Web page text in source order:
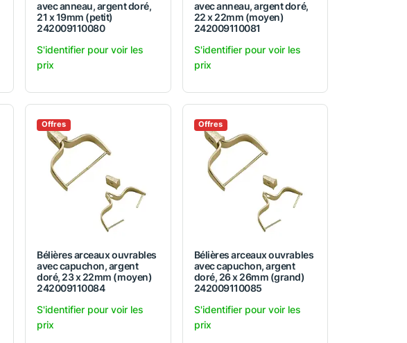
avec anneau, argent doré,
21 x 19mm (petit)
242009110080
S'identifier pour voir les
prix
avec anneau, argent doré,
22 x 22mm (moyen)
242009110081
S'identifier pour voir les
prix
Offres
Bélières arceaux ouvrables
avec capuchon, argent
doré, 23 x 22mm (moyen)
242009110084
S'identifier pour voir les
prix
Offres
Bélières arceaux ouvrables
avec capuchon, argent
doré, 26 x 26mm (grand)
242009110085
S'identifier pour voir les
prix